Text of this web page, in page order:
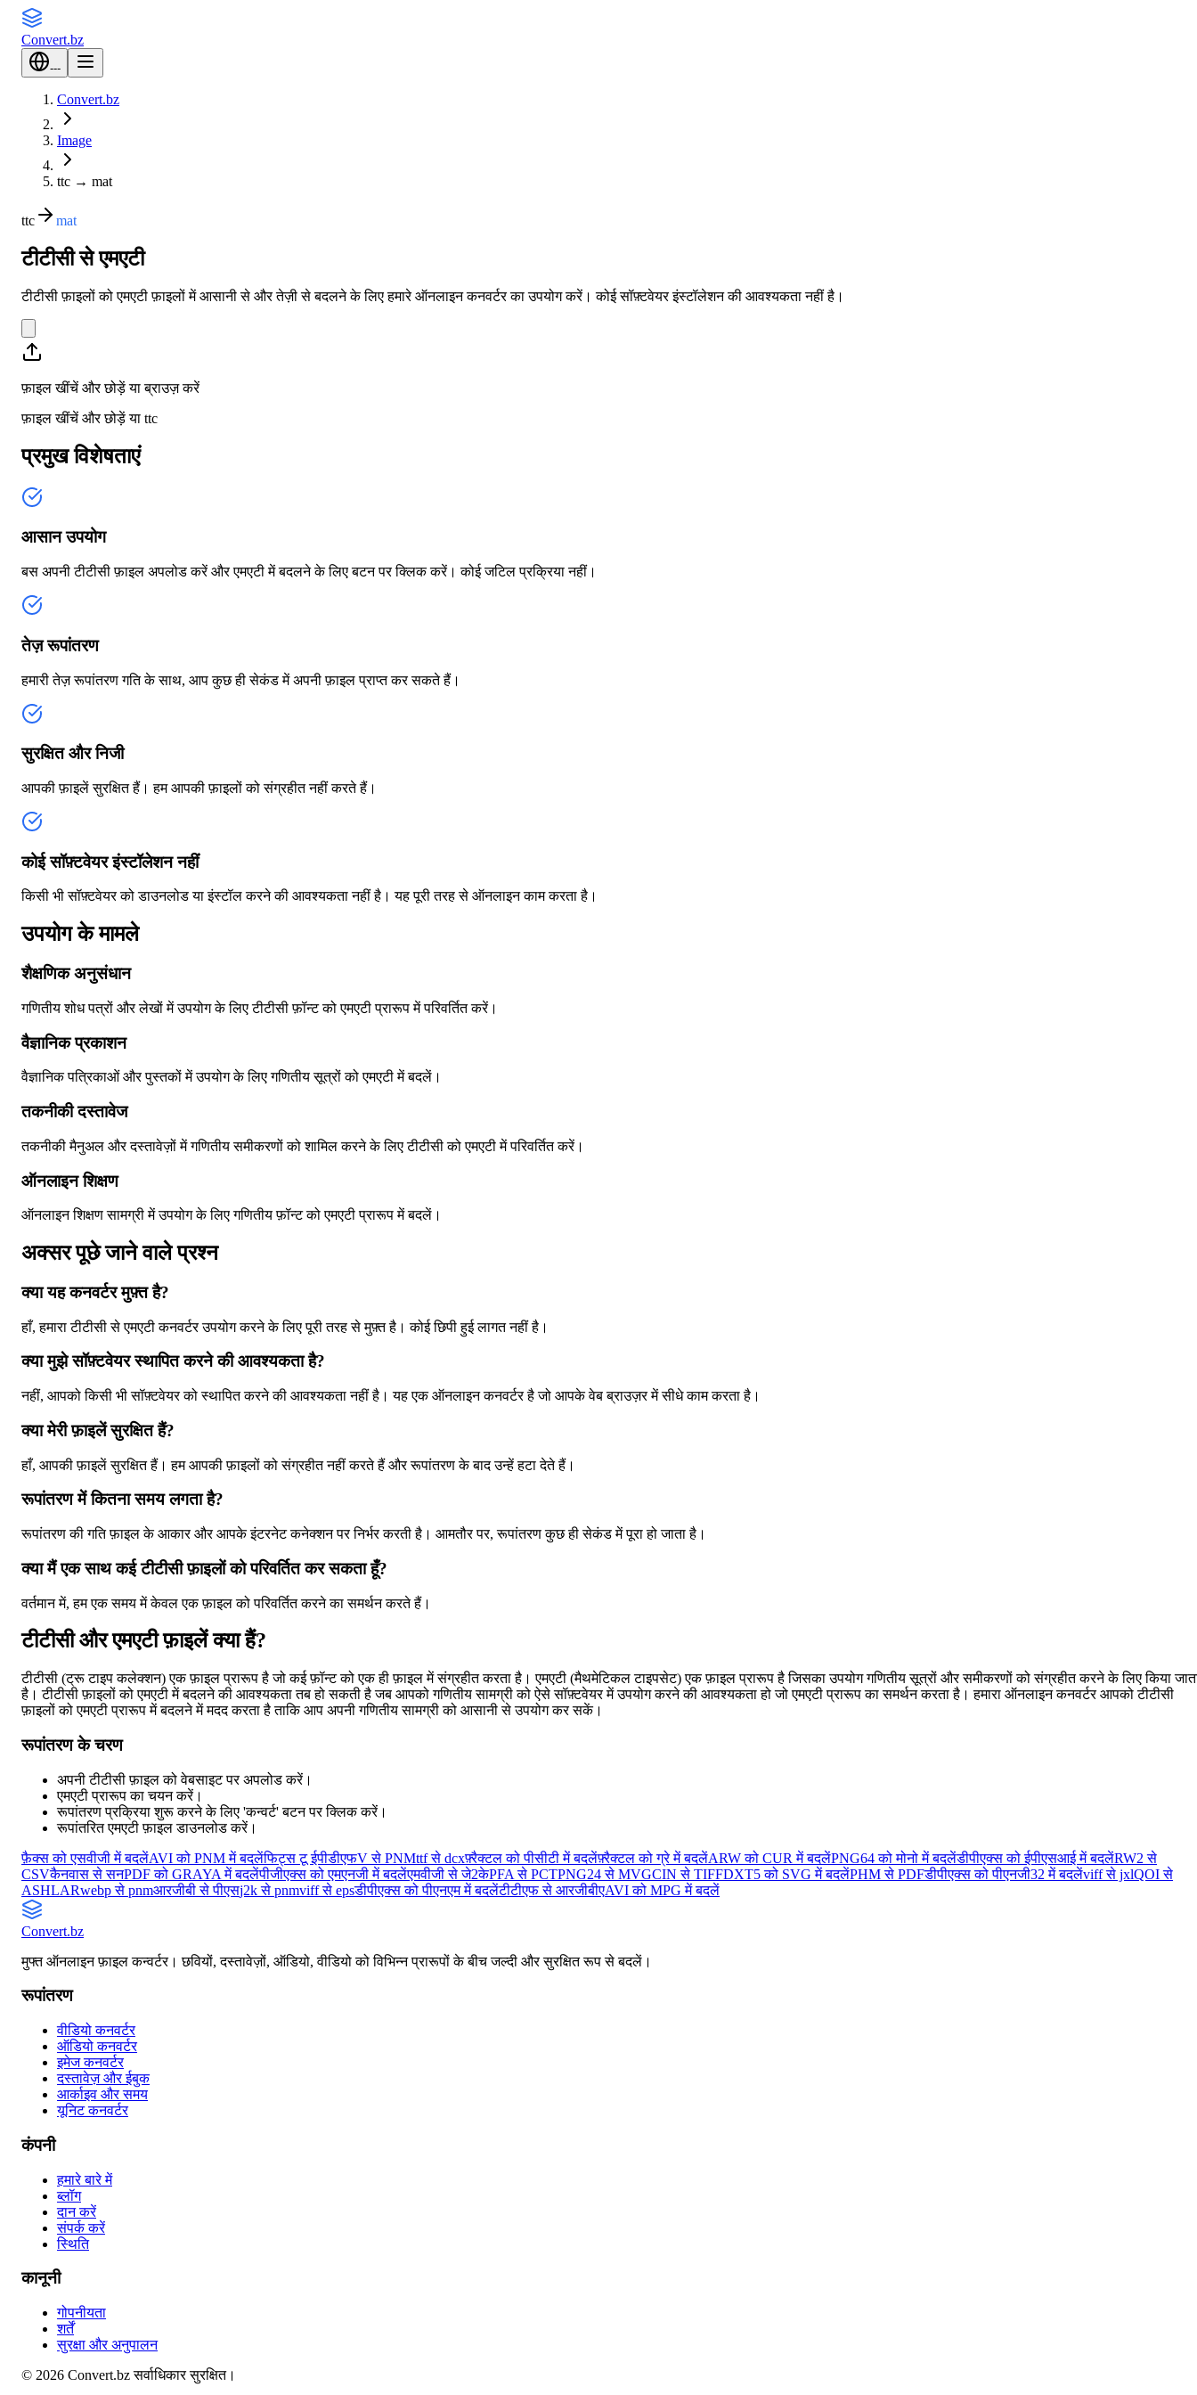
Convert.bz
---
Convert.bz
Image
ttc → mat
ttc mat
टीटीसी से एमएटी
टीटीसी फ़ाइलों को एमएटी फ़ाइलों में आसानी से और तेज़ी से बदलने के लिए हमारे ऑनलाइन कनवर्टर का उपयोग करें। कोई सॉफ़्टवेयर इंस्टॉलेशन की आवश्यकता नहीं है।
फ़ाइल खींचें और छोड़ें या ब्राउज़ करें
फ़ाइल खींचें और छोड़ें या ttc
प्रमुख विशेषताएं
आसान उपयोग
बस अपनी टीटीसी फ़ाइल अपलोड करें और एमएटी में बदलने के लिए बटन पर क्लिक करें। कोई जटिल प्रक्रिया नहीं।
तेज़ रूपांतरण
हमारी तेज़ रूपांतरण गति के साथ, आप कुछ ही सेकंड में अपनी फ़ाइल प्राप्त कर सकते हैं।
सुरक्षित और निजी
आपकी फ़ाइलें सुरक्षित हैं। हम आपकी फ़ाइलों को संग्रहीत नहीं करते हैं।
कोई सॉफ़्टवेयर इंस्टॉलेशन नहीं
किसी भी सॉफ़्टवेयर को डाउनलोड या इंस्टॉल करने की आवश्यकता नहीं है। यह पूरी तरह से ऑनलाइन काम करता है।
उपयोग के मामले
शैक्षणिक अनुसंधान
गणितीय शोध पत्रों और लेखों में उपयोग के लिए टीटीसी फ़ॉन्ट को एमएटी प्रारूप में परिवर्तित करें।
वैज्ञानिक प्रकाशन
वैज्ञानिक पत्रिकाओं और पुस्तकों में उपयोग के लिए गणितीय सूत्रों को एमएटी में बदलें।
तकनीकी दस्तावेज
तकनीकी मैनुअल और दस्तावेज़ों में गणितीय समीकरणों को शामिल करने के लिए टीटीसी को एमएटी में परिवर्तित करें।
ऑनलाइन शिक्षण
ऑनलाइन शिक्षण सामग्री में उपयोग के लिए गणितीय फ़ॉन्ट को एमएटी प्रारूप में बदलें।
अक्सर पूछे जाने वाले प्रश्न
क्या यह कनवर्टर मुफ़्त है?
हाँ, हमारा टीटीसी से एमएटी कनवर्टर उपयोग करने के लिए पूरी तरह से मुफ़्त है। कोई छिपी हुई लागत नहीं है।
क्या मुझे सॉफ़्टवेयर स्थापित करने की आवश्यकता है?
नहीं, आपको किसी भी सॉफ़्टवेयर को स्थापित करने की आवश्यकता नहीं है। यह एक ऑनलाइन कनवर्टर है जो आपके वेब ब्राउज़र में सीधे काम करता है।
क्या मेरी फ़ाइलें सुरक्षित हैं?
हाँ, आपकी फ़ाइलें सुरक्षित हैं। हम आपकी फ़ाइलों को संग्रहीत नहीं करते हैं और रूपांतरण के बाद उन्हें हटा देते हैं।
रूपांतरण में कितना समय लगता है?
रूपांतरण की गति फ़ाइल के आकार और आपके इंटरनेट कनेक्शन पर निर्भर करती है। आमतौर पर, रूपांतरण कुछ ही सेकंड में पूरा हो जाता है।
क्या मैं एक साथ कई टीटीसी फ़ाइलों को परिवर्तित कर सकता हूँ?
वर्तमान में, हम एक समय में केवल एक फ़ाइल को परिवर्तित करने का समर्थन करते हैं।
टीटीसी और एमएटी फ़ाइलें क्या हैं?
टीटीसी (ट्रू टाइप कलेक्शन) एक फ़ाइल प्रारूप है जो कई फ़ॉन्ट को एक ही फ़ाइल में संग्रहीत करता है। एमएटी (मैथमेटिकल टाइपसेट) एक फ़ाइल प्रारूप है जिसका उपयोग गणितीय सूत्रों और समीकरणों को संग्रहीत करने के लिए किया
है। टीटीसी फ़ाइलों को एमएटी में बदलने की आवश्यकता तब हो सकती है जब आपको गणितीय सामग्री को ऐसे सॉफ़्टवेयर में उपयोग करने की आवश्यकता हो जो एमएटी प्रारूप का समर्थन करता है। हमारा ऑनलाइन कनवर्टर आपको टीटीसी
फ़ाइलों को एमएटी प्रारूप में बदलने में मदद करता है ताकि आप अपनी गणितीय सामग्री को आसानी से उपयोग कर सकें।
रूपांतरण के चरण
अपनी टीटीसी फ़ाइल को वेबसाइट पर अपलोड करें।
एमएटी प्रारूप का चयन करें।
रूपांतरण प्रक्रिया शुरू करने के लिए 'कन्वर्ट' बटन पर क्लिक करें।
रूपांतरित एमएटी फ़ाइल डाउनलोड करें।
फ़ैक्स को एसवीजी में बदलेंAVI को PNM में बदलेंफिट्स टू ईपीडीएफV से PNMttf से dcxफ़्रैक्टल को पीसीटी में बदलेंफ़्रैक्टल को ग्रे में बदलेंARW को CUR में बदलेंPNG64 को मोनो में बदलेंडीपीएक्स को ईपीएसआई में बदलेंRW2 से
CSVकैनवास से सनPDF को GRAYA में बदलेंपीजीएक्स को एमएनजी में बदलेंएमवीजी से जे2केPFA से PCTPNG24 से MVGCIN से TIFFDXT5 को SVG में बदलेंPHM से PDFडीपीएक्स को पीएनजी32 में बदलेंviff से jxlQOI से
ASHLARwebp से pnmआरजीबी से पीएसj2k से pnmviff से epsडीपीएक्स को पीएनएम में बदलेंटीटीएफ से आरजीबीएAVI को MPG में बदलें
Convert.bz
मुफ्त ऑनलाइन फ़ाइल कन्वर्टर। छवियों, दस्तावेज़ों, ऑडियो, वीडियो को विभिन्न प्रारूपों के बीच जल्दी और सुरक्षित रूप से बदलें।
रूपांतरण
वीडियो कनवर्टर
ऑडियो कनवर्टर
इमेज कनवर्टर
दस्तावेज़ और ईबुक
आर्काइव और समय
यूनिट कनवर्टर
कंपनी
हमारे बारे में
ब्लॉग
दान करें
संपर्क करें
स्थिति
कानूनी
गोपनीयता
शर्तें
सुरक्षा और अनुपालन
© 2026 Convert.bzसर्वाधिकार सुरक्षित।